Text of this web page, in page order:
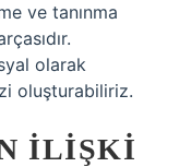
ve tanınma
olarak
oluşturabiliriz.
ILIŞKI